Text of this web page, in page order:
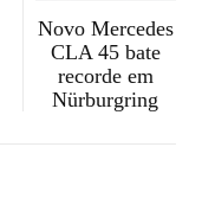
Novo Mercedes
CLA 45 bate
recorde em
Nürburgring